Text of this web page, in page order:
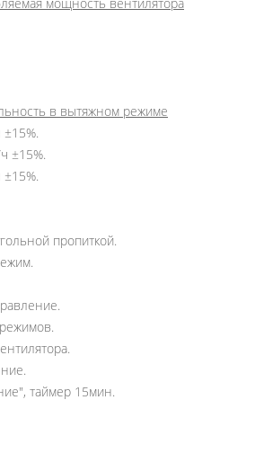
в вытяжном режиме
±15%.
пропиткой.
таймер 15мин.